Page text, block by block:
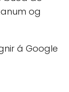
og
á Google